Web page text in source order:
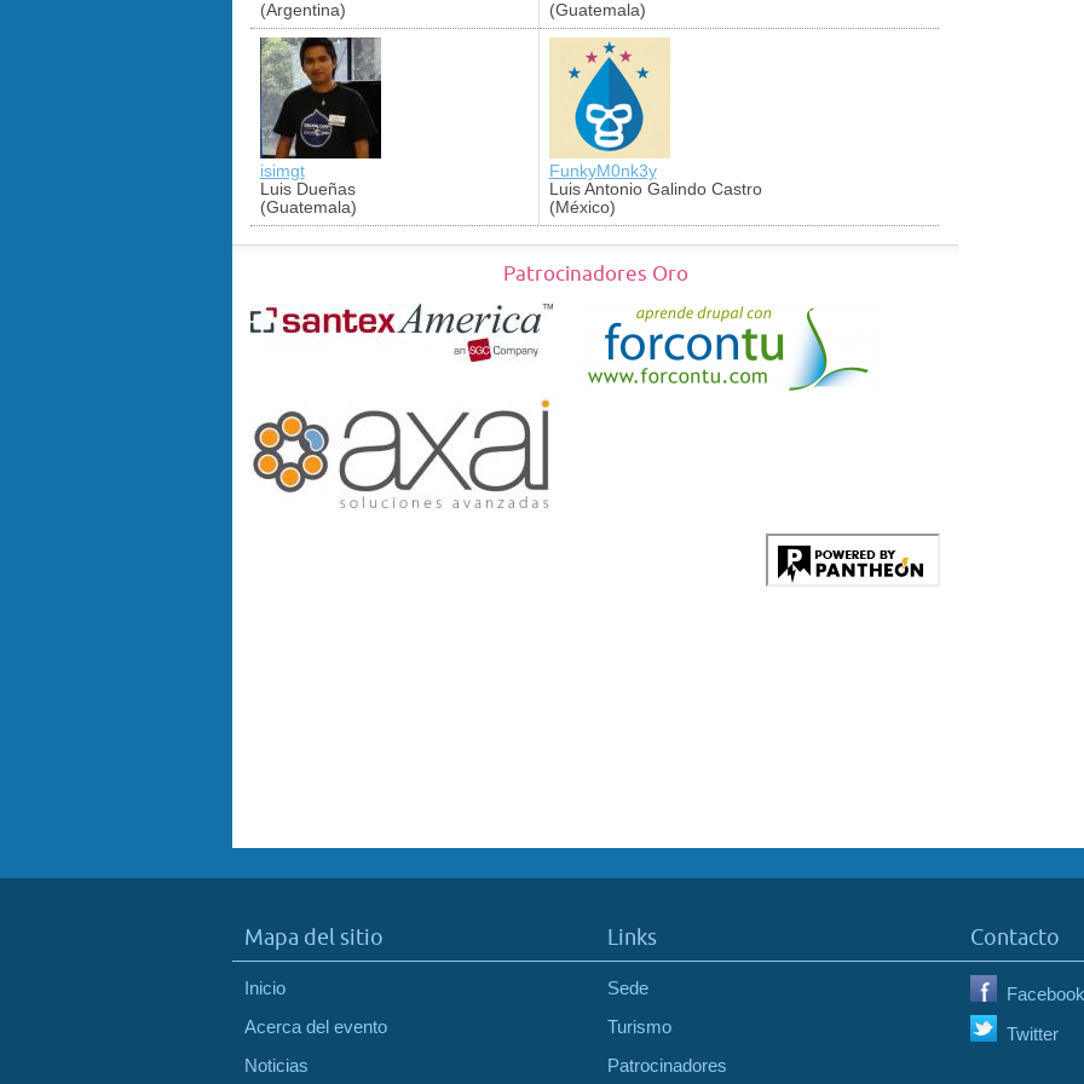
(Argentina)
(Guatemala)
isimgt
Luis Dueñas
(Guatemala)
FunkyM0nk3y
Luis Antonio Galindo Castro
(México)
Patrocinadores Oro
Mapa del sitio
Inicio
Acerca del evento
Noticias
Links
Sede
Turismo
Patrocinadores
Contacto
Facebook
Twitter